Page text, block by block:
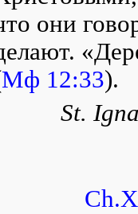
они
Мф 12:33).
St.